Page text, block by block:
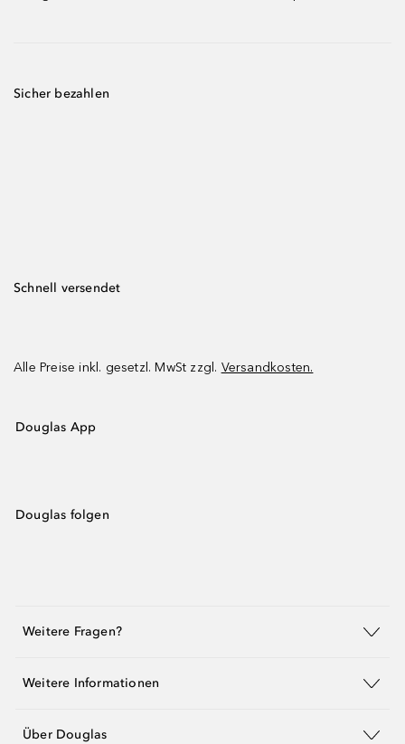
Sicher bezahlen
Schnell versendet
Alle Preise inkl. gesetzl. MwSt zzgl. Versandkosten.
Douglas App
Douglas folgen
Weitere Fragen?
Weitere Informationen
Über Douglas